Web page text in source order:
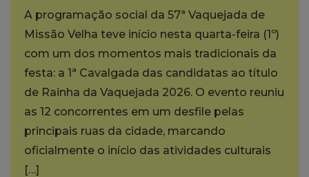
A programação social da 57ª Vaquejada de
Missão Velha teve início nesta quarta-feira (1º)
com um dos momentos mais tradicionais da
festa: a 1ª Cavalgada das candidatas ao título
de Rainha da Vaquejada 2026. O evento reuniu
as 12 concorrentes em um desfile pelas
principais ruas da cidade, marcando
oficialmente o início das atividades culturais
[…]